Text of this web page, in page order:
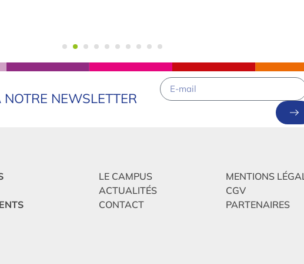
NEWSLETTER
LE CAMPUS
ACTUALITÉS
CONTACT
MENTIONS
CGV
PARTENAIRES